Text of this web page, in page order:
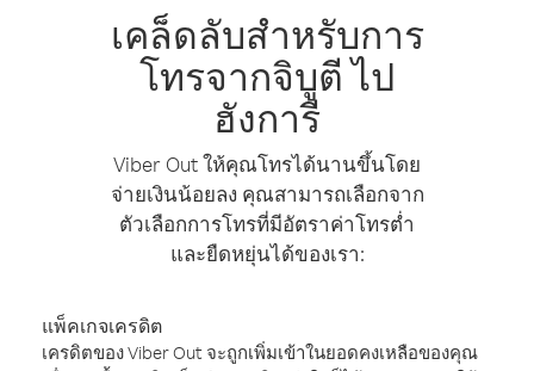
เคล็ดลับสำหรับการ
โทรจากจิบูตี ไป
ฮังการี
Viber Out ให้คุณโทรได้นานขึ้นโดย
จ่ายเงินน้อยลง คุณสามารถเลือกจาก
ตัวเลือกการโทรที่มีอัตราค่าโทรต่ำ
และยืดหยุ่นได้ของเรา:
แพ็คเกจเครดิต
เครดิตของ Viber Out จะถูกเพิ่มเข้าในยอดคงเหลือของคุณ